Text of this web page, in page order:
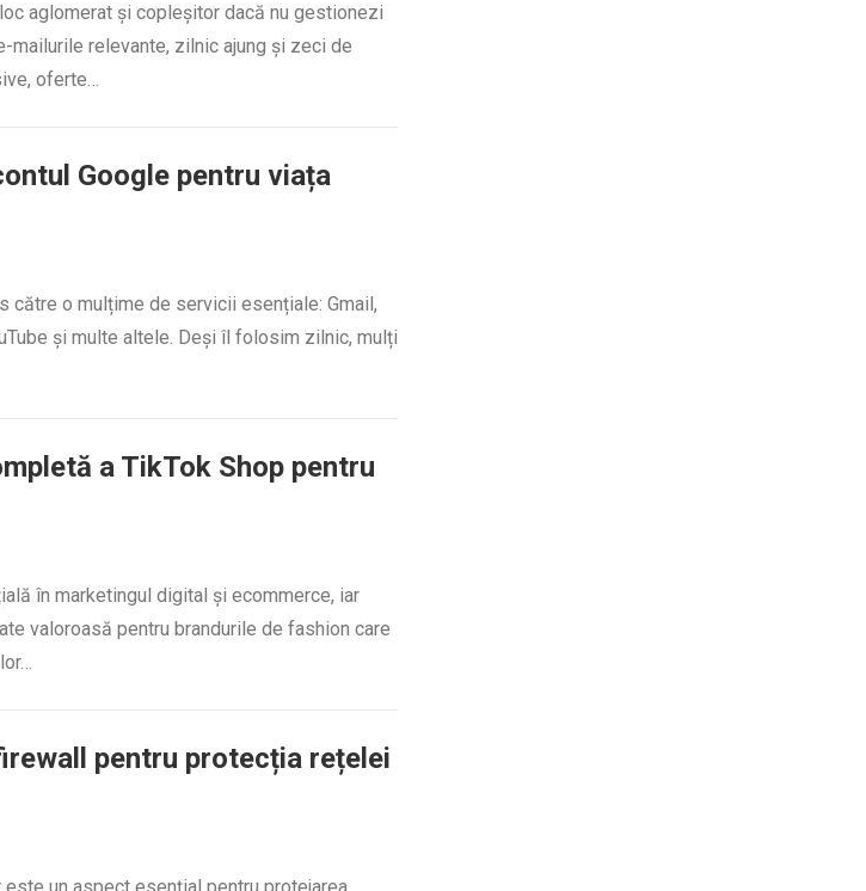
aglomerat și copleșitor dacă nu gestionezi
mailurile relevante, zilnic ajung și zeci de
oferte…
Google pentru viața
către o mulțime de servicii esențiale: Gmail,
și multe altele. Deși îl folosim zilnic, mulți
a TikTok Shop pentru
în marketingul digital și ecommerce, iar
valoroasă pentru brandurile de fashion care
pentru protecția rețelei